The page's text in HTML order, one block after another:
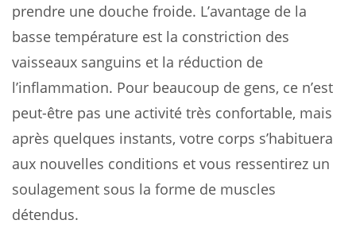
prendre une douche froide. L’avantage de la
basse température est la constriction des
vaisseaux sanguins et la réduction de
l’inflammation. Pour beaucoup de gens, ce n’est
peut-être pas une activité très confortable, mais
après quelques instants, votre corps s’habituera
aux nouvelles conditions et vous ressentirez un
soulagement sous la forme de muscles
détendus.